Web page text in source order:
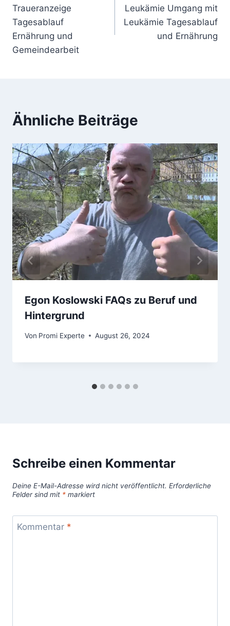
Traueranzeige
Tagesablauf
Ernährung und
Gemeindearbeit
Leukämie Umgang mit
Leukämie Tagesablauf
und Ernährung
Ähnliche Beiträge
Egon Koslowski FAQs zu Beruf und
Hintergrund
Von Promi Experte August 26, 2024
Schreibe einen Kommentar
Deine E-Mail-Adresse wird nicht veröffentlicht. Erforderliche
Felder sind mit * markiert
Kommentar *